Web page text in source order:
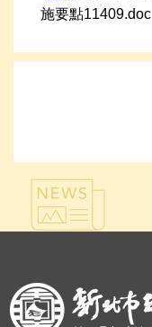
施要點11409.doc